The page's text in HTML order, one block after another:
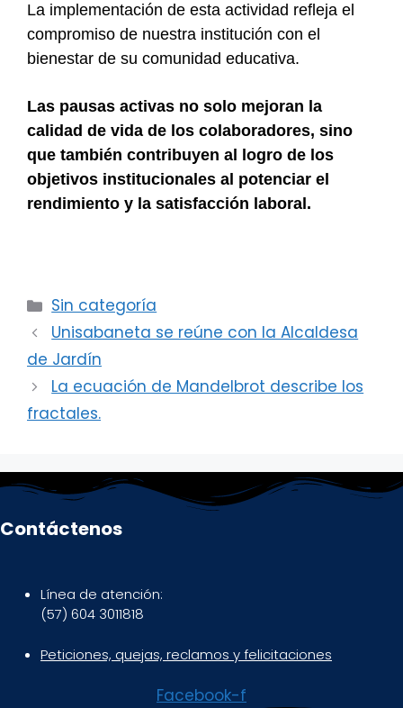
La implementación de esta actividad refleja el
compromiso de nuestra institución con el
bienestar de su comunidad educativa.
Las pausas activas no solo mejoran la
calidad de vida de los colaboradores, sino
que también contribuyen al logro de los
objetivos institucionales al potenciar el
rendimiento y la satisfacción laboral.
Categorías
Sin categoría
Unisabaneta se reúne con la Alcaldesa
de Jardín
La ecuación de Mandelbrot describe los
fractales.
Contáctenos
Línea de atención:
(57) 604 3011818
Peticiones, quejas, reclamos y felicitaciones
Facebook-f